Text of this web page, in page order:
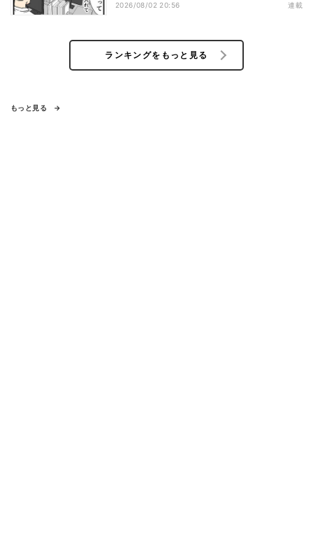
2026/08/02 20:56 連載
ランキングをもっと見る
もっと見る